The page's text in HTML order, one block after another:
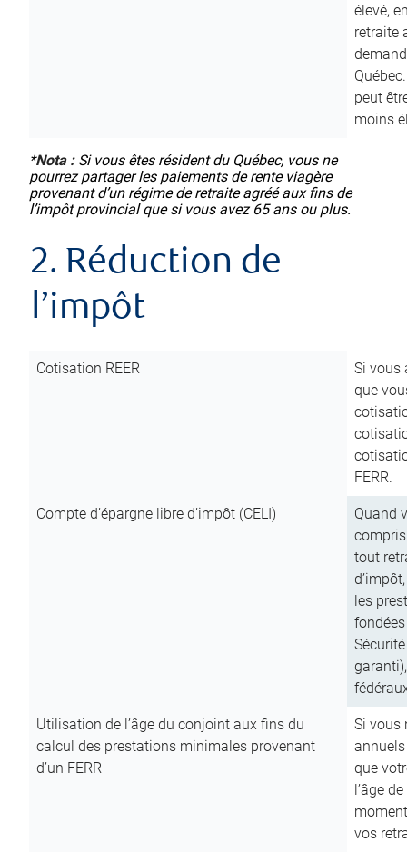
élevé,
retraite
peut
moins
*Nota :Si vous êtes résident du Québec, vous ne
pourrez partager les paiements de rente viagère
provenant d’un régime de retraite agréé aux fins de
l’impôt provincial que si vous avez 65 ans ou plus.
2. Réduction de
l’impôt
Cotisation REER
Si vous
que
FERR.
Compte d’épargne libre d’impôt (CELI)
Quand
tout
les
Utilisation de l’âge du conjoint aux fins du
calcul des prestations minimales provenant
d’un FERR
Si vous
que
l’âge
vos